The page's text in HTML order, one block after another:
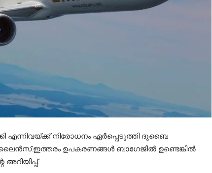
എന്നിവയ്ക്ക് നിരോധനം ഏര്‍പ്പെടുത്തി ദുബൈ
ഉപകരണങ്ങള്‍ ബാഗേജില്‍ ഉണ്ടെങ്കില്‍
അറിയിപ്പ്.